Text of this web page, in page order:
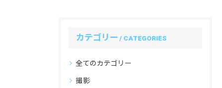
カテゴリー CATEGORIES
全てのカテゴリー
撮影